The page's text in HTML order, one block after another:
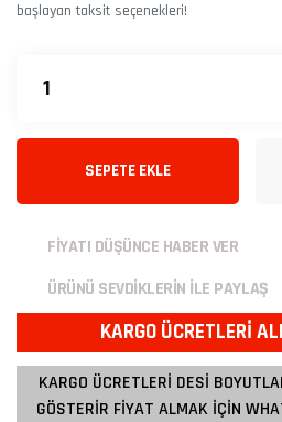
başlayan taksit seçenekleri!
SEPETE EKLE
FİYATI DÜŞÜNCE HABER VER
ÜRÜNÜ SEVDİKLERİN İLE PAYLAŞ
KARGO ÜCRETLERİ
KARGO ÜCRETLERİ DESİ
GÖSTERİR FİYAT ALMAK İÇİN